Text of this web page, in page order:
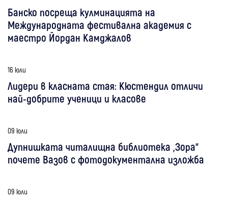
Банско посреща кулминацията на
Международната фестивална академия с
маестро Йордан Камджалов
16 юли
Лидери в класната стая: Кюстендил отличи
най-добрите ученици и класове
09 юли
Дупнишката читалищна библиотека „Зора“
почете Вазов с фотодокументална изложба
09 юли